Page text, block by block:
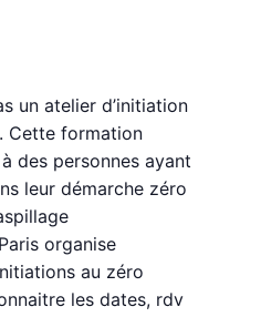
un atelier d’initiation
Cette formation
à des personnes ayant
leur démarche zéro
organise
au zéro
les dates, rdv